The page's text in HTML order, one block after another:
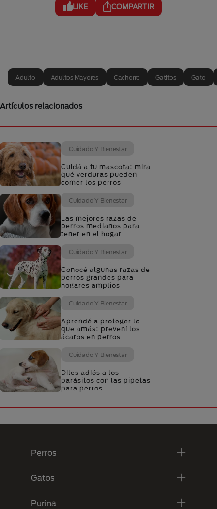
LIKE COMPARTIR
Adulto Adultos Mayores Cachorro Gatitos Gato
Artículos relacionados
Cuidado Y Bienestar
Cuidá a tu mascota: mira
qué verduras pueden
comer los perros
Cuidado Y Bienestar
Las mejores razas de
perros medianos para
tener en el hogar
Cuidado Y Bienestar
Conocé algunas razas de
perros grandes para
hogares amplios
Cuidado Y Bienestar
Aprendé a proteger lo
que amás: prevení los
ácaros en perros
Cuidado Y Bienestar
Diles adiós a los
parásitos con las pipetas
para perros
Perros
Gatos
Purina